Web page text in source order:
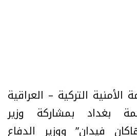
الأمنية التركية – العراقية
بغداد بمشاركة وزير
فيدان” ووزير الدفاع